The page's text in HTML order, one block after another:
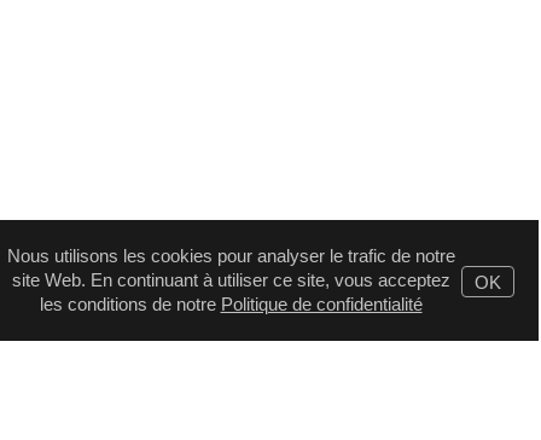
Nous utilisons les cookies pour analyser le trafic de notre
site Web. En continuant à utiliser ce site, vous acceptez
les conditions de notre Politique de confidentialité
OK